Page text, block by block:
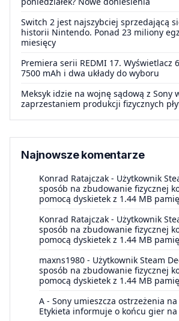
Switch 2 jest najszybciej sprzedającą
historii Nintendo. Ponad 23 miliony
miesięcy
Premiera serii REDMI 17. Wyświetlacz
7500 mAh i dwa układy do wyboru
Meksyk idzie na wojnę sądową z Sony
zaprzestaniem produkcji fizycznych
Najnowsze komentarze
Konrad Ratajczak - Użytkownik
sposób na zbudowanie fizycznej
pomocą dyskietek z 1.44 MB
Konrad Ratajczak - Użytkownik
sposób na zbudowanie fizycznej
pomocą dyskietek z 1.44 MB
maxns1980 - Użytkownik Steam
sposób na zbudowanie fizycznej
pomocą dyskietek z 1.44 MB
A - Sony umieszcza ostrzeżenia na
Etykieta informuje o końcu gier na